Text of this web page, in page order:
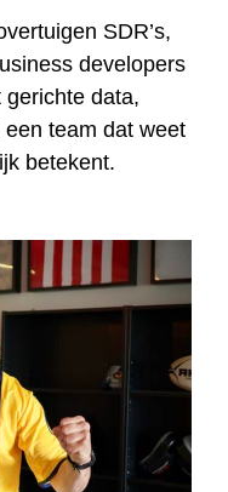
SDR’s,
developers
data,
team dat weet
betekent.